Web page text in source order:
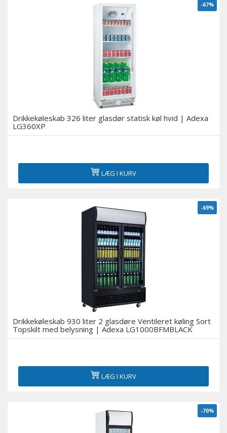
-67%
Drikkekøleskab 326 liter glasdør statisk køl hvid | Adexa
LG360XP
LÆG I KURV
-69%
Drikkekøleskab 930 liter 2 glasdøre Ventileret køling Sort
Topskilt med belysning | Adexa LG1000BFMBLACK
LÆG I KURV
-70%